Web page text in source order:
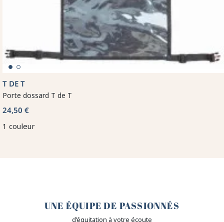
T DE T
Porte dossard T de T
24,50 €
1 couleur
UNE ÉQUIPE DE PASSIONNÉS
d’équitation à votre écoute